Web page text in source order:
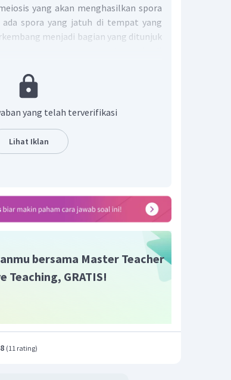
yang akan menghasilkan spora
spora yang jatuh di tempat yang
menjadi bagian yang ditunjuk
yang akan menghasilkan
yang akan menghasilkan ovum.
ovum bertemu, akan terbentuk zigot
yang ditunjuk huruf Z merupakan
mampu membentuk sporangium
yang telah terverifikasi
Lihat Iklan
bersama Master Teacher
Teaching, GRATIS!
(11 rating)